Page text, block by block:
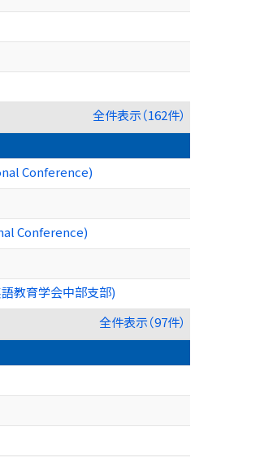
全件表示（162件）
Conference)
Conference)
教育学会中部支部)
全件表示（97件）